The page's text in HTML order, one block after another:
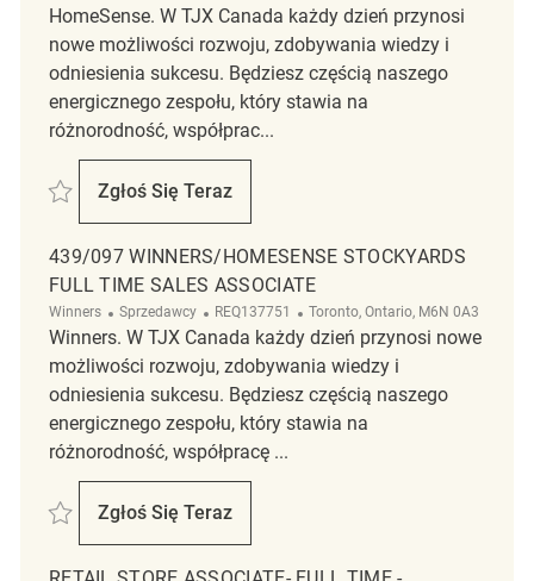
HomeSense. W TJX Canada każdy dzień przynosi
nowe możliwości rozwoju, zdobywania wiedzy i
odniesienia sukcesu. Będziesz częścią naszego
energicznego zespołu, który stawia na
różnorodność, współprac...
Zapisać Retail Store Associate Full Time HomeSense- Wellington
Zgłoś Się Teraz
Retail Store Associate Full Time
439/097 WINNERS/HOMESENSE STOCKYARDS
FULL TIME SALES ASSOCIATE
Winners Kategoria
Sprzedawcy ReqId
REQ137751 Lokalizacja
Toronto, Ontario, M6N 0A3
Winners. W TJX Canada każdy dzień przynosi nowe
możliwości rozwoju, zdobywania wiedzy i
odniesienia sukcesu. Będziesz częścią naszego
energicznego zespołu, który stawia na
różnorodność, współpracę ...
Zapisać 439/097 Winners/HomeSense Stockyards Full Time Sales
Zgłoś Się Teraz
439/097 Winners/HomeSense Stockyards